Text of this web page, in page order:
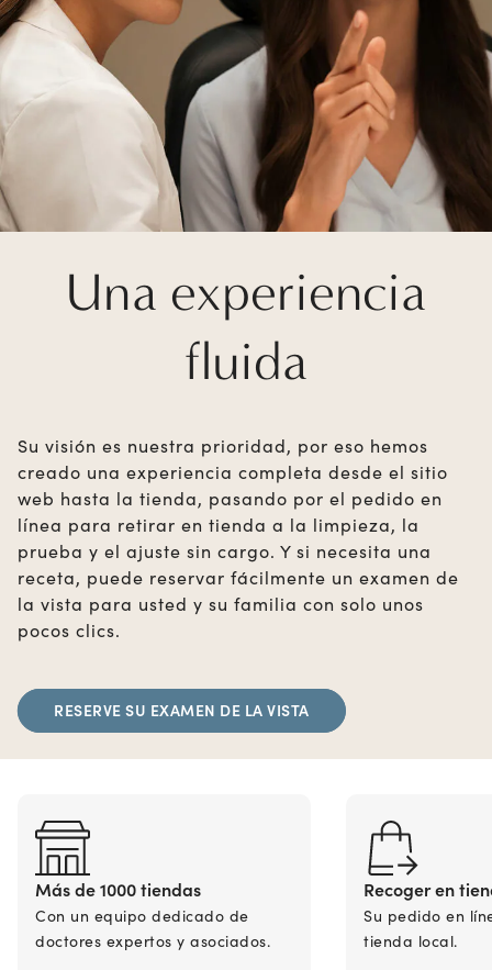
Una experiencia
fluida
Su visión es nuestra prioridad, por eso hemos
creado una experiencia completa desde el sitio
web hasta la tienda, pasando por el pedido en
línea para retirar en tienda a la limpieza, la
prueba y el ajuste sin cargo. Y si necesita una
receta, puede reservar fácilmente un examen de
la vista para usted y su familia con solo unos
pocos clics.
RESERVE SU EXAMEN DE LA VISTA
Más de 1000 tiendas
Con un equipo dedicado de
doctores expertos y asociados.
Recoger en
Su pedido en
tienda local.